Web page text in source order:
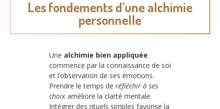
Les fondements d’une alchimie
personnelle
Une alchimie bien appliquée
commence par la connaissance de soi
et l’observation de ses émotions.
Prendre le temps de réfléchir à ses
choix améliore la clarté mentale.
Intégrer des rituels simples favorise la